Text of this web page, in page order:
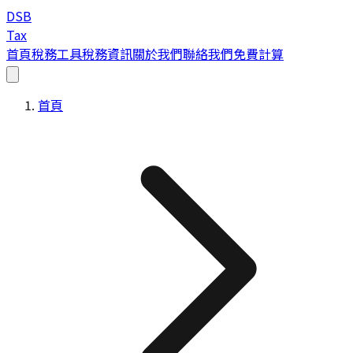
DSB
Tax
首頁稅務工具稅務資訊關於我們聯絡我們免費計算
首頁